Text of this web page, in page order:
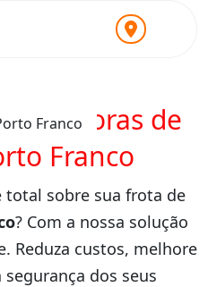
Franco
locadoras de
Franco
total sobre sua frota de
? Com a nossa solução
Reduza custos, melhore
dos seus